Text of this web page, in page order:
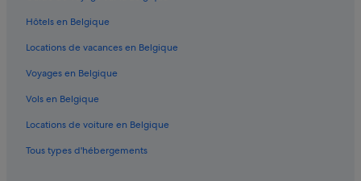
Hôtels en Belgique
Locations de vacances en Belgique
Voyages en Belgique
Vols en Belgique
Locations de voiture en Belgique
Tous types d'hébergements